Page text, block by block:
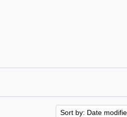
Sort by: Date